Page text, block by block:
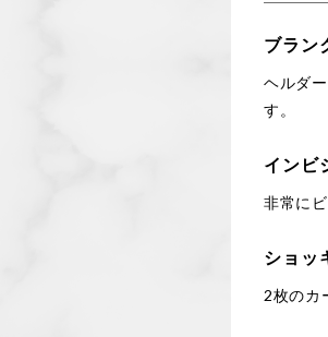
ブラン
ヘルダ
す。
インビ
非常に
ショッ
2枚のカ